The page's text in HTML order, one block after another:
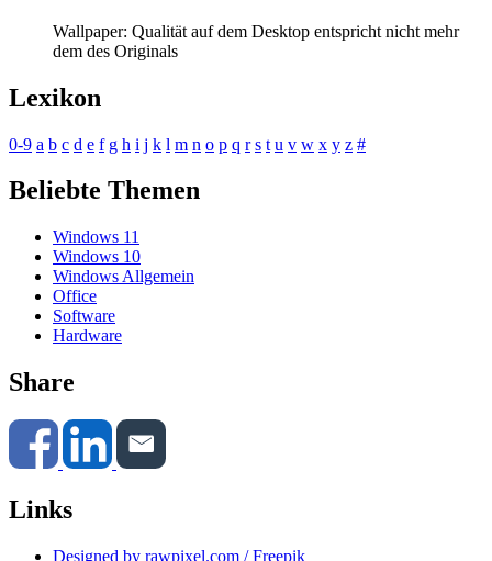
Wallpaper: Qualität auf dem Desktop entspricht nicht mehr
dem des Originals
Lexikon
0-9 a b c d e f g h i j k l m n o p q r s t u v w x y z #
Beliebte Themen
Windows 11
Windows 10
Windows Allgemein
Office
Software
Hardware
Share
Links
Designed by rawpixel.com / Freepik